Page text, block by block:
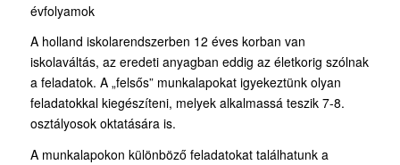
évfolyamok
A holland iskolarendszerben 12 éves korban van
iskolaváltás, az eredeti anyagban eddig az életkorig szólnak
a feladatok. A „felsős” munkalapokat igyekeztünk olyan
feladatokkal kiegészíteni, melyek alkalmassá teszik 7-8.
osztályosok oktatására is.
A munkalapokon különböző feladatokat találhatunk a